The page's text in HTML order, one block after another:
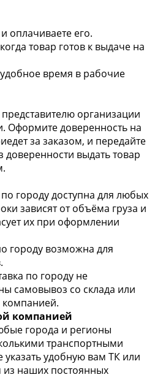
оплачиваете его.
товар готов к выдаче на
время в рабочие
организации
Оформите доверенность на
за заказом, и передайте
выдать товар
городу доступна для любых
зависят от объёма груза и
их при оформлении
городу возможна для
по городу не
самовывоз со склада или
компанией.
компанией
города и регионы
транспортными
удобную вам ТК или
из наших постоянных